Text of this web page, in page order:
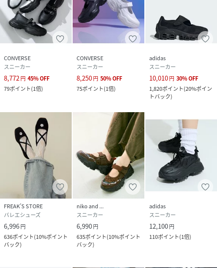
※重量(24.5cm片足)：280g
※ワイズ(1周)：23.0/21.7cm、23.5/22.0cm、
24.0/22.4cm、24.5/22.7cm
※足幅：23.0/7.9cm、23.5/8.0cm、24.0/8.1cm、
※ブラックとグレーはメッシュ部分のカラーが色によって異
※商品の色味は、商品詳細画像をご確認ください。
※掲載画像の商品の色味は、屋外や屋内の光の照射や角度に
より実物と色味が異なる場合がございます。また表示のサイ
ズ感と実物は若干異なる場合もございますので、予めご了承
ください。
※着用、お取り扱いの際は、商品についている品質表示とア
テンションタグを必ずご確認下さい。
CONVERSE
スニーカー
8,772円 45%OFF
79ポイント(1倍)
CONVERSE
スニーカー
8,250円 50%OFF
75ポイント(1倍)
adidas
スニーカー
10,010円 30%OFF
1,820ポイント(20%ポイン
トバック)
FREAK’S STORE
バレエシューズ
6,996円
636ポイント(10%ポイント
バック)
niko and ...
スニーカー
6,990円
635ポイント(10%ポイント
バック)
adidas
スニーカー
12,100円
110ポイント(1倍)